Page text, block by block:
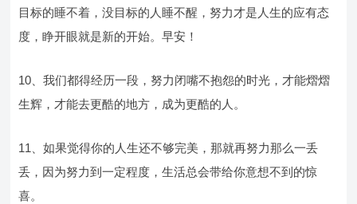
目标的睡不着，没目标的人睡不醒，努力才是人生的应有态
度，睁开眼就是新的开始。早安！
10、我们都得经历一段，努力闭嘴不抱怨的时光，才能熠熠
生辉，才能去更酷的地方，成为更酷的人。
11、如果觉得你的人生还不够完美，那就再努力那么一丢
丢，因为努力到一定程度，生活总会带给你意想不到的惊
喜。